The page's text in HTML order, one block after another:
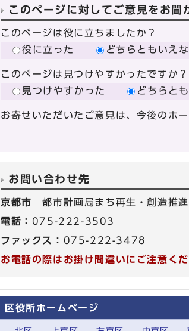
このページに対してご意見をお聞
このページは役に立ちましたか？
役に立った
どちらともいえ
このページは見つけやすかったですか？
見つけやすかった
どちらと
お寄せいただいたご意見は、今後のホ
お問い合わせ先
京都市都市計画局まち再生・創造推
電話： 075-222-3503
ファックス： 075-222-3478
お電話の際はお掛け間違いにご注意く
区役所ホームページ